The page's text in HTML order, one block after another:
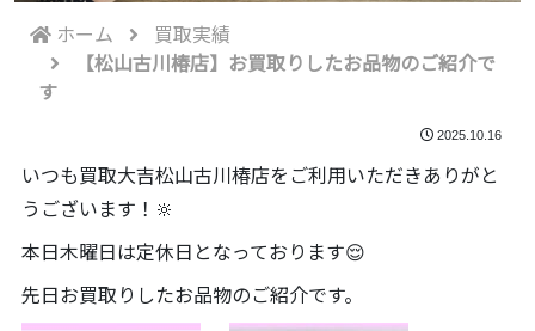
ホーム
買取実績
【松山古川椿店】お買取りしたお品物のご紹介で
す
2025.10.16
いつも買取大吉松山古川椿店をご利用いただきありがと
うございます！🔆
本日木曜日は定休日となっております😌
先日お買取りしたお品物のご紹介です。